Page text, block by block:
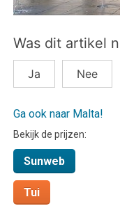
Was dit artikel
Ja Nee
Ga ook naar Malta!
Bekijk de prijzen:
Sunweb
Tui